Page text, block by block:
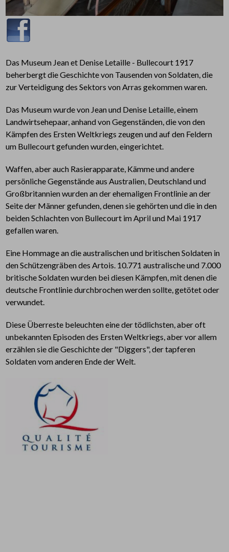
Das Museum Jean et Denise Letaille - Bullecourt 1917
beherbergt die Geschichte von Tausenden von Soldaten, die
zur Verteidigung des Sektors von Arras gekommen waren.
Das Museum wurde von Jean und Denise Letaille, einem
Landwirtsehepaar, anhand von Gegenständen, die von den
Kämpfen des Ersten Weltkriegs zeugen und auf den Feldern
um Bullecourt gefunden wurden, eingerichtet.
Waffen, aber auch Rasierapparate, Kämme und andere
persönliche Gegenstände aus Australien, Deutschland und
Großbritannien wurden an der ehemaligen Frontlinie an der
Seite der Männer gefunden, denen sie gehörten und die in den
beiden Schlachten von Bullecourt im April und Mai 1917
gefallen waren.
Eine Hommage an die australischen und britischen Soldaten in
den Schützengräben des Artois. 10.771 australische und 7.000
britische Soldaten wurden bei diesen Kämpfen, mit denen die
deutsche Frontlinie durchbrochen werden sollte, getötet oder
verwundet.
Diese Überreste beleuchten eine der tödlichsten, aber oft
unbekannten Episoden des Ersten Weltkriegs, aber vor allem
erzählen sie die Geschichte der "Diggers", der tapferen
Soldaten vom anderen Ende der Welt.